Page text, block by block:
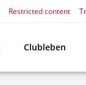
Restricted content
Clubleben